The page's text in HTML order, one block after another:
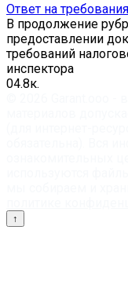
Ответ на
В продолжение
предоставлении
требований
инспектора
04.8к.